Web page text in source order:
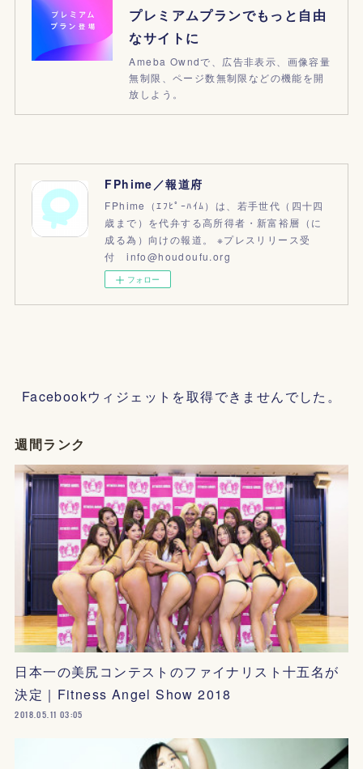
プレミアムプランでもっと自由
なサイトに
Ameba Owndで、広告非表示、画像容量
無制限、ページ数無制限などの機能を開
放しよう。
FPhime／報道府
FPhime（ｴﾌﾋﾟｰﾊｲﾑ）は、若手世代（四十四
歳まで）を代弁する高所得者・新富裕層（に
成る為）向けの報道。 ※プレスリリース受
付 info@houdoufu.org
フォロー
Facebookウィジェットを取得できませんでした。
週間ランク
日本一の美尻コンテストのファイナリスト十五名が
決定｜Fitness Angel Show 2018
2018.05.11 03:05